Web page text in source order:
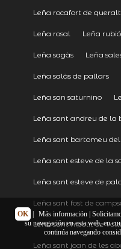
Leña rocafort de queralt
Leña rosal Leña rubió
Leña sagàs Leña
Leña salàs de pallars
Leña san saturnino
Leña sant andreu de la
Leña sant bartomeu
Leña sant esteve de la
Leña sant esteve de
Leña sant fost de
Leña sant hipòlit de
Leña sant joan de les
OK Más información|
su navegación en esta web, en
continúa navegando